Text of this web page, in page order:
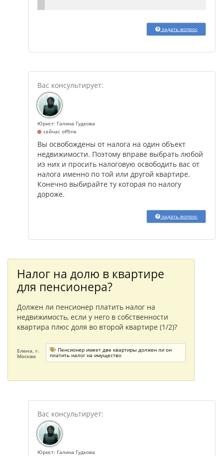
задать вопрос
Юрист: Галина Гудкова
сейчас offline
Вы освобождены от налога на один объект
недвижимости. Поэтому вправе выбрать любой
из них и просить налоговую освободить вас от
налога именно по той или другой квартире.
Конечно выбирайте ту которая по налогу
дороже.
задать вопрос
Налог на долю в квартире
для пенсионера?
Должен ли пенсионер платить налог на
недвижимость, если у него в собственности
квартира плюс доля во второй квартире (1/2)?
Елена, г.
Москва
Пенсионер имеет две квартиры должен ли он
платить налог на имущество
Юрист: Галина Гудкова